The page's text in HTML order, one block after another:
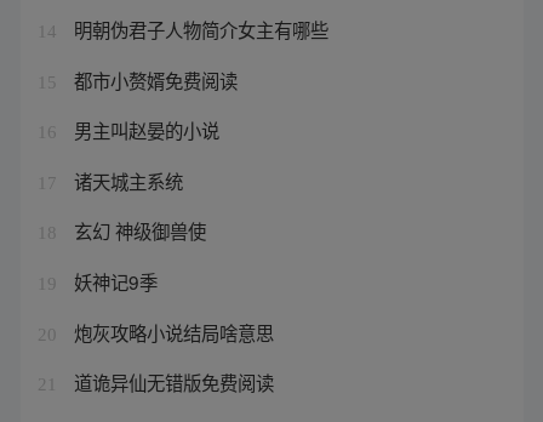
14 明朝伪君子人物简介女主有哪些
15 都市小赘婿免费阅读
16 男主叫赵晏的小说
17 诸天城主系统
18 玄幻 神级御兽使
19 妖神记9季
20 炮灰攻略小说结局啥意思
21 道诡异仙无错版免费阅读